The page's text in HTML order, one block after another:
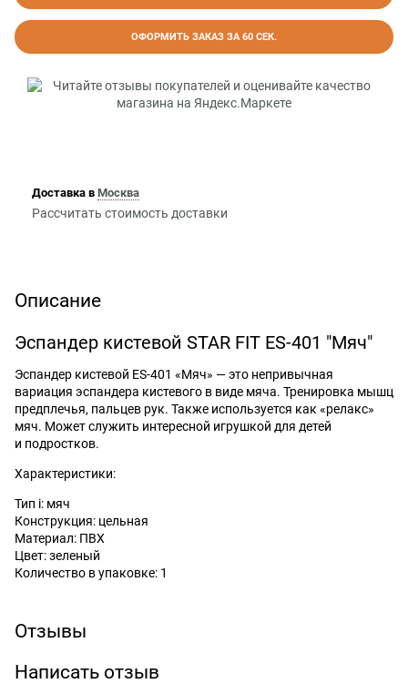
ОФОРМИТЬ ЗАКАЗ ЗА 60 СЕК.
Доставка в Москва
Рассчитать стоимость доставки
Описание
Эспандер кистевой STAR FIT ES-401 "Мяч"
Эспандер кистевой ES-401 «Мяч» — это непривычная
вариация эспандера кистевого в виде мяча. Тренировка мышц
предплечья, пальцев рук. Также используется как «релакс»
мяч. Может служить интересной игрушкой для детей
и подростков.
Характеристики:
Тип i: мяч
Конструкция: цельная
Материал: ПВХ
Цвет: зеленый
Количество в упаковке: 1
Отзывы
Написать отзыв